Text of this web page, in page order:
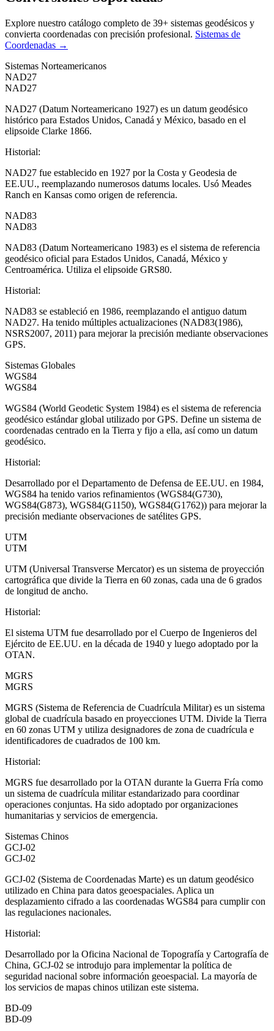
Explore nuestro catálogo completo de 39+ sistemas geodésicos y
convierta coordenadas con precisión profesional. Sistemas de
Coordenadas →
Sistemas Norteamericanos
NAD27
NAD27
NAD27 (Datum Norteamericano 1927) es un datum geodésico
histórico para Estados Unidos, Canadá y México, basado en el
elipsoide Clarke 1866.
Historial:
NAD27 fue establecido en 1927 por la Costa y Geodesia de
EE.UU., reemplazando numerosos datums locales. Usó Meades
Ranch en Kansas como origen de referencia.
NAD83
NAD83
NAD83 (Datum Norteamericano 1983) es el sistema de referencia
geodésico oficial para Estados Unidos, Canadá, México y
Centroamérica. Utiliza el elipsoide GRS80.
Historial:
NAD83 se estableció en 1986, reemplazando el antiguo datum
NAD27. Ha tenido múltiples actualizaciones (NAD83(1986),
NSRS2007, 2011) para mejorar la precisión mediante observaciones
GPS.
Sistemas Globales
WGS84
WGS84
WGS84 (World Geodetic System 1984) es el sistema de referencia
geodésico estándar global utilizado por GPS. Define un sistema de
coordenadas centrado en la Tierra y fijo a ella, así como un datum
geodésico.
Historial:
Desarrollado por el Departamento de Defensa de EE.UU. en 1984,
WGS84 ha tenido varios refinamientos (WGS84(G730),
WGS84(G873), WGS84(G1150), WGS84(G1762)) para mejorar la
precisión mediante observaciones de satélites GPS.
UTM
UTM
UTM (Universal Transverse Mercator) es un sistema de proyección
cartográfica que divide la Tierra en 60 zonas, cada una de 6 grados
de longitud de ancho.
Historial:
El sistema UTM fue desarrollado por el Cuerpo de Ingenieros del
Ejército de EE.UU. en la década de 1940 y luego adoptado por la
OTAN.
MGRS
MGRS
MGRS (Sistema de Referencia de Cuadrícula Militar) es un sistema
global de cuadrícula basado en proyecciones UTM. Divide la Tierra
en 60 zonas UTM y utiliza designadores de zona de cuadrícula e
identificadores de cuadrados de 100 km.
Historial:
MGRS fue desarrollado por la OTAN durante la Guerra Fría como
un sistema de cuadrícula militar estandarizado para coordinar
operaciones conjuntas. Ha sido adoptado por organizaciones
humanitarias y servicios de emergencia.
Sistemas Chinos
GCJ-02
GCJ-02
GCJ-02 (Sistema de Coordenadas Marte) es un datum geodésico
utilizado en China para datos geoespaciales. Aplica un
desplazamiento cifrado a las coordenadas WGS84 para cumplir con
las regulaciones nacionales.
Historial:
Desarrollado por la Oficina Nacional de Topografía y Cartografía de
China, GCJ-02 se introdujo para implementar la política de
seguridad nacional sobre información geoespacial. La mayoría de
los servicios de mapas chinos utilizan este sistema.
BD-09
BD-09